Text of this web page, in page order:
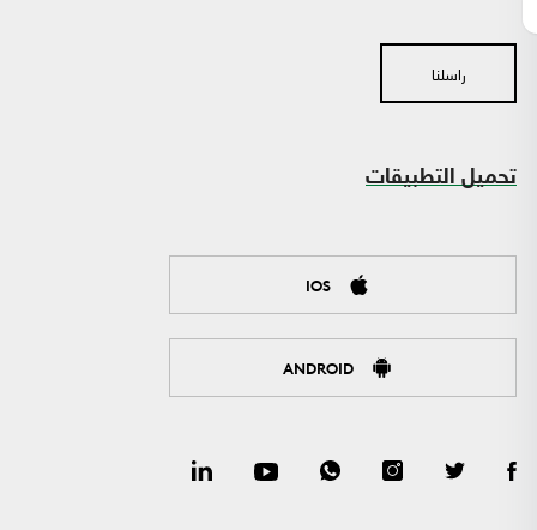
راسلنا
تحميل التطبيقات
IOS
ANDROID